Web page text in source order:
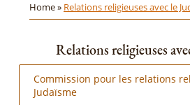
Home » Relations religieuses avec le
Relations religieuses
Commission pour les relations
Judaïsme